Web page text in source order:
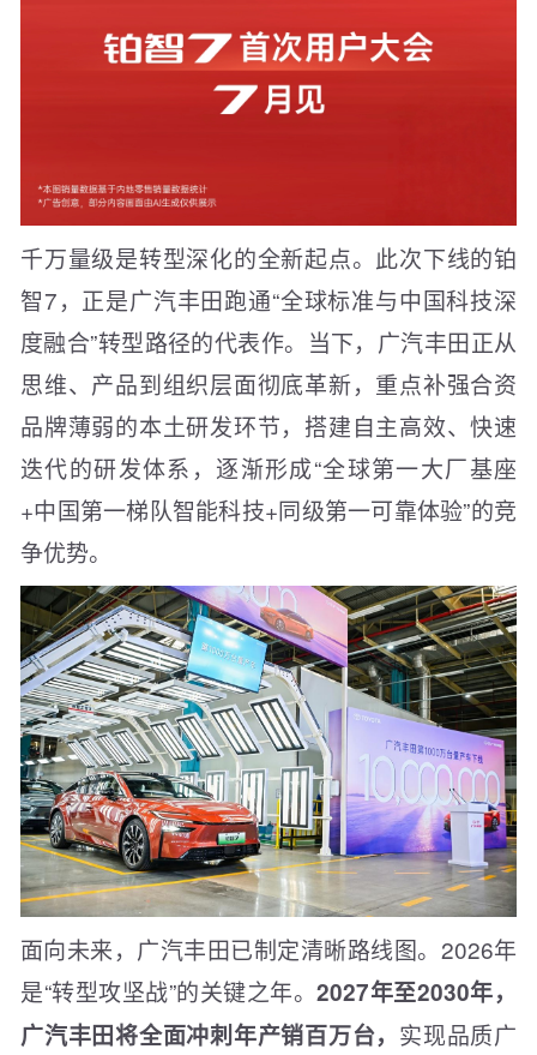
千万量级是转型深化的全新起点。此次下线的铂
智7，正是广汽丰田跑通“全球标准与中国科技深
度融合”转型路径的代表作。当下，广汽丰田正从
思维、产品到组织层面彻底革新，重点补强合资
品牌薄弱的本土研发环节，搭建自主高效、快速
迭代的研发体系，逐渐形成“全球第一大厂基座
+中国第一梯队智能科技+同级第一可靠体验”的竞
争优势。
面向未来，广汽丰田已制定清晰路线图。2026年
是“转型攻坚战”的关键之年。2027年至2030年，
广汽丰田将全面冲刺年产销百万台， 实现品质广